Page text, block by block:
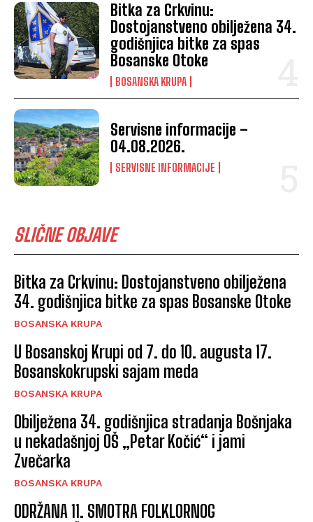
Bitka za Crkvinu:
Dostojanstveno obilježena 34.
godišnjica bitke za spas
Bosanske Otoke
BOSANSKA KRUPA
Servisne informacije –
04.08.2026.
SERVISNE INFORMACIJE
SLIČNE OBJAVE
Bitka za Crkvinu: Dostojanstveno obilježena
34. godišnjica bitke za spas Bosanske Otoke
BOSANSKA KRUPA
U Bosanskoj Krupi od 7. do 10. augusta 17.
Bosanskokrupski sajam meda
BOSANSKA KRUPA
Obilježena 34. godišnjica stradanja Bošnjaka
u nekadašnjoj OŠ „Petar Kočić“ i jami
Zvečarka
BOSANSKA KRUPA
ODRŽANA 11. SMOTRA FOLKLORNOG